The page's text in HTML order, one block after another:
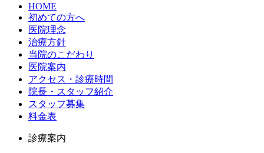
HOME
初めての方へ
医院理念
治療方針
当院のこだわり
医院案内
アクセス・診療時間
院長・スタッフ紹介
スタッフ募集
料金表
診療案内